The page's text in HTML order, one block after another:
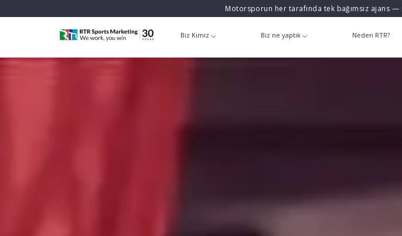
Motorsporun her tarafında tek bağımsız ajans
Biz Kimiz Biz ne yaptık Neden RTR?